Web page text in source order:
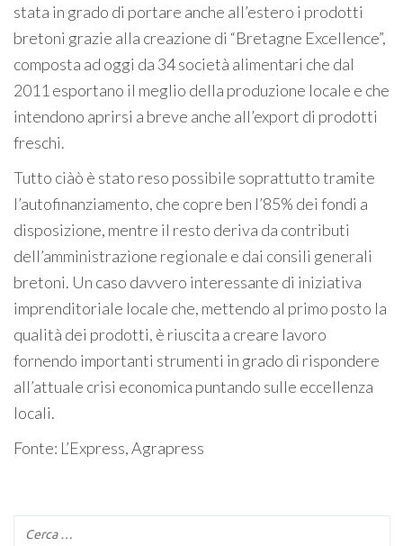
stata in grado di portare anche all’estero i prodotti
bretoni grazie alla creazione di “Bretagne Excellence”,
composta ad oggi da 34 società alimentari che dal
2011 esportano il meglio della produzione locale e che
intendono aprirsi a breve anche all’export di prodotti
freschi.
Tutto ciàò è stato reso possibile soprattutto tramite
l’autofinanziamento, che copre ben l’85% dei fondi a
disposizione, mentre il resto deriva da contributi
dell’amministrazione regionale e dai consili generali
bretoni. Un caso davvero interessante di iniziativa
imprenditoriale locale che, mettendo al primo posto la
qualità dei prodotti, è riuscita a creare lavoro
fornendo importanti strumenti in grado di rispondere
all’attuale crisi economica puntando sulle eccellenza
locali.
Fonte: L’Express, Agrapress